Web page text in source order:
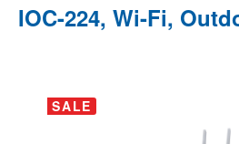
IOC-224, Wi-Fi,
Bildergalerie überspringen
SALE